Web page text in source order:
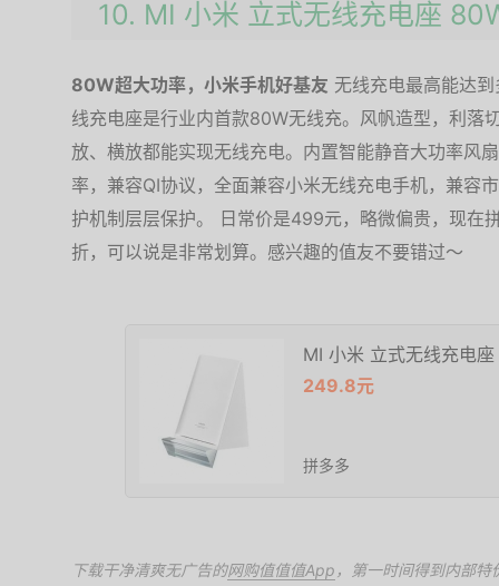
10. MI 小米 立式无线充电座
80W超大功率，小米手机好基友 无线充电最高能达
线充电座是行业内首款80W无线充。风帆造型，利落
放、横放都能实现无线充电。内置智能静音大功率风
率，兼容QI协议，全面兼容小米无线充电手机，兼容
护机制层层保护。 日常价是499元，略微偏贵，现在
折，可以说是非常划算。感兴趣的值友不要错过～
MI 小米 立式无线充电
249.8元
拼多多
下载干净清爽无广告的网购值值值App ，第一时间得到内部特